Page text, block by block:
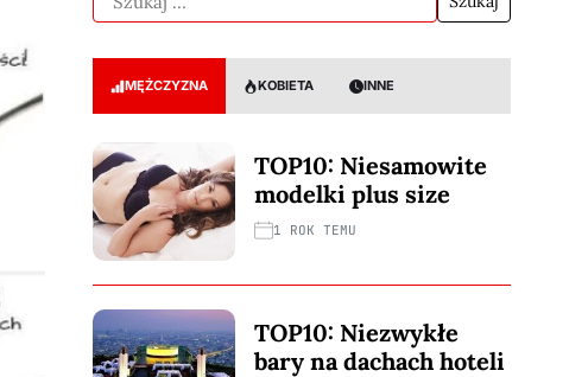
MĘŻCZYZNA KOBIETA INNE
TOP10: Niesamowite
modelki plus size
1 ROK TEMU
TOP10: Niezwykłe
bary na dachach hoteli